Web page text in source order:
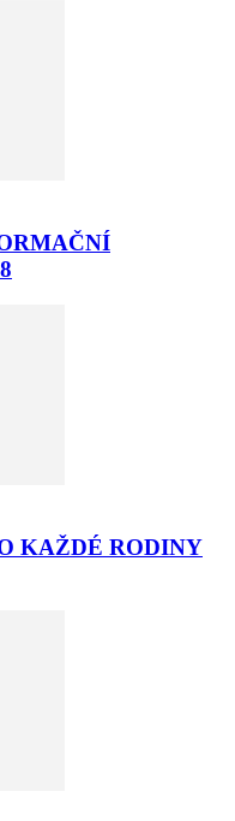
KAŽDÉ RODINY